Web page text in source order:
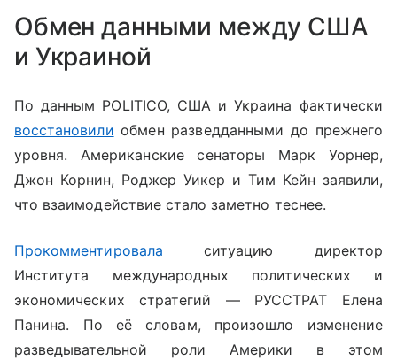
Обмен данными между США
и Украиной
По данным POLITICO, США и Украина фактически
восстановили обмен разведданными до прежнего
уровня. Американские сенаторы Марк Уорнер,
Джон Корнин, Роджер Уикер и Тим Кейн заявили,
что взаимодействие стало заметно теснее.
Прокомментировала ситуацию директор
Института международных политических и
экономических стратегий — РУССТРАТ Елена
Панина. По её словам, произошло изменение
разведывательной роли Америки в этом